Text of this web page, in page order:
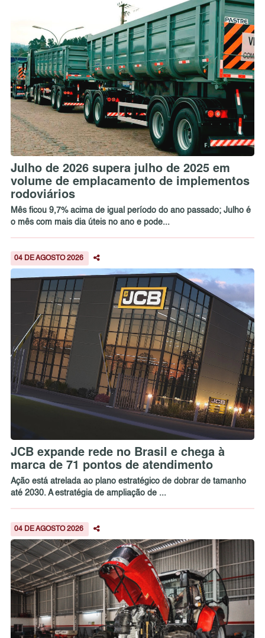
Julho de 2026 supera julho de 2025 em
volume de emplacamento de implementos
rodoviários
Mês ficou 9,7% acima de igual período do ano passado; Julho é
o mês com mais dia úteis no ano e pode...
04 DE AGOSTO 2026
JCB expande rede no Brasil e chega à
marca de 71 pontos de atendimento
Ação está atrelada ao plano estratégico de dobrar de tamanho
até 2030. A estratégia de ampliação de ...
04 DE AGOSTO 2026